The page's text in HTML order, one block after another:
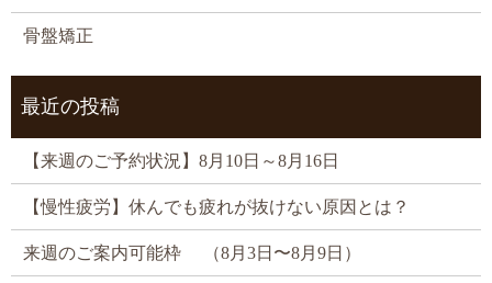
骨盤矯正
最近の投稿
【来週のご予約状況】8月10日～8月16日
【慢性疲労】休んでも疲れが抜けない原因とは？
来週のご案内可能枠 （8月3日〜8月9日）